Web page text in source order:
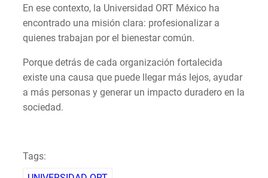
En ese contexto, la Universidad ORT México ha
encontrado una misión clara: profesionalizar a
quienes trabajan por el bienestar común.
Porque detrás de cada organización fortalecida
existe una causa que puede llegar más lejos, ayudar
a más personas y generar un impacto duradero en la
sociedad.
Tags: